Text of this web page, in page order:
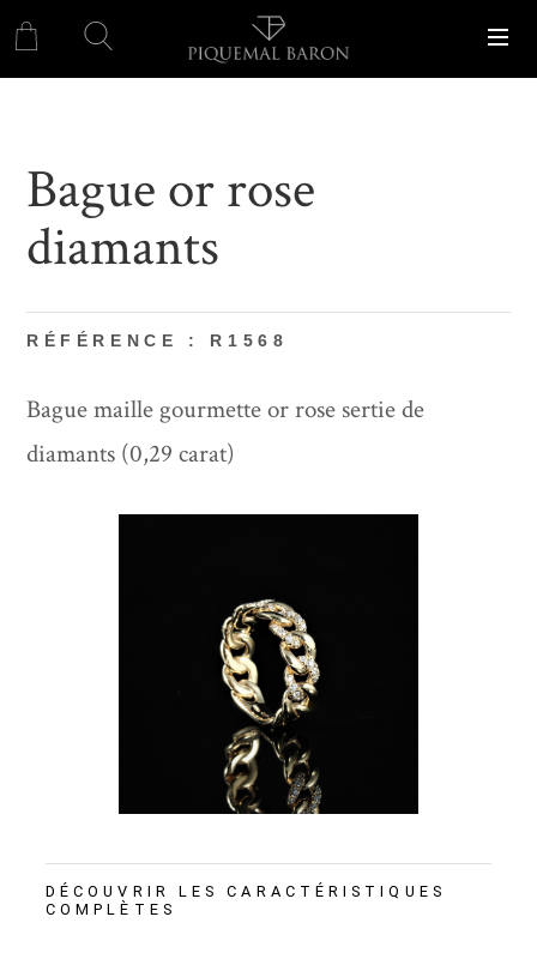
Bague or rose
diamants
RÉFÉRENCE : R1568
Bague maille gourmette or rose sertie de
diamants (0,29 carat)
DÉCOUVRIR LES CARACTÉRISTIQUES
COMPLÈTES